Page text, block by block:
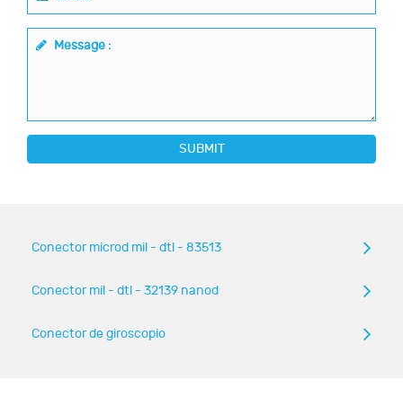
Message :
SUBMIT
Conector microd mil - dtl - 83513
Conector mil - dtl - 32139 nanod
Conector de giroscopio